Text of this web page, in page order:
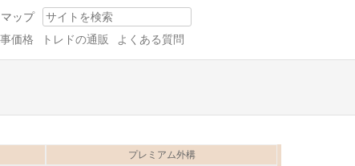
Search
ップ
価格 トレドの通販 よくある質問
プレミアム外構